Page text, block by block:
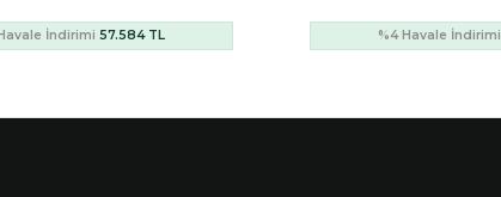
İndirimi34.818 TL %4 Havale İndirimi